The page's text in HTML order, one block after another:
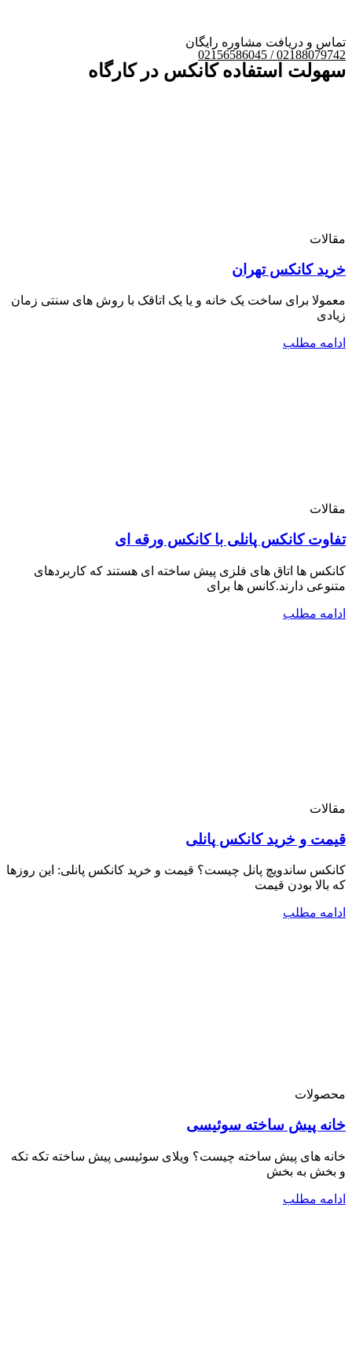
تماس و دریافت مشاوره رایگان
02188079742 / 02156586045
سهولت استفاده کانکس در کارگاه
مقالات
خرید کانکس تهران
معمولا برای ساخت یک خانه و یا یک اتاقک با روش های سنتی زمان
زیادی
ادامه مطلب
مقالات
تفاوت کانکس پانلی با کانکس ورقه ای
کانکس ها اتاق های فلزی پیش ساخته ای هستند که کاربردهای
متنوعی دارند.کانس ها برای
ادامه مطلب
مقالات
قیمت و خرید کانکس پانلی
کانکس ساندویچ پانل چیست؟ قیمت و خرید کانکس پانلی: این روزها
که بالا بودن قیمت
ادامه مطلب
محصولات
خانه پیش ساخته سوئیسی
خانه های پیش ساخته چیست؟ ویلای سوئیسی پیش ساخته تکه تکه
و بخش به بخش
ادامه مطلب